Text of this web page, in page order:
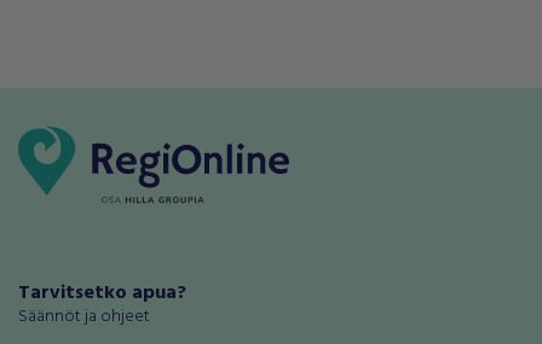
Tarvitsetko apua?
Säännöt ja ohjeet